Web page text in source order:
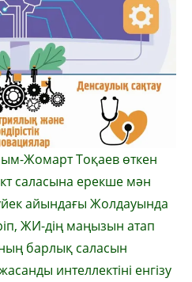
Жомарт Тоқаев өткен
саласына ерекше мән
айындағы Жолдауында
ЖИ-дің маңызын атап
барлық саласын
интеллектіні енгізу